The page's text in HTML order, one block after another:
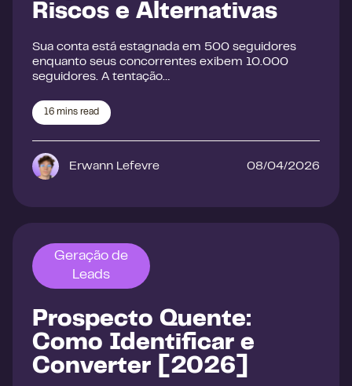
Riscos e Alternativas
Sua conta está estagnada em 500 seguidores
enquanto seus concorrentes exibem 10.000
seguidores. A tentação…
16 mins read
Erwann Lefevre 08/04/2026
Geração de
Leads
Prospecto Quente:
Como Identificar e
Converter [2026]